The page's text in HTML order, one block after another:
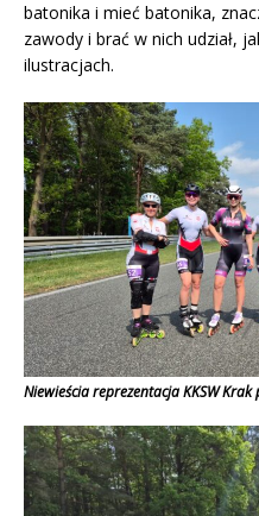
batonika i mieć batonika,
zawody i brać w nich udział,
ilustracjach.
Niewieścia reprezentacja KKSW